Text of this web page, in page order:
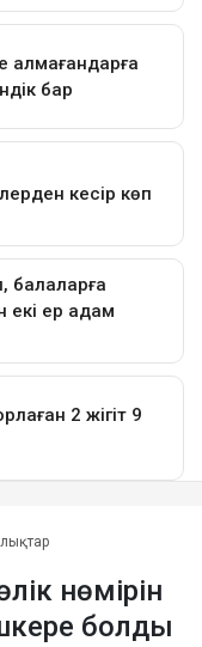
нөмірін
болды